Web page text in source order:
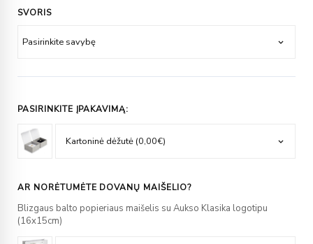
SVORIS
PASIRINKITE ĮPAKAVIMĄ:
AR NORĖTUMĖTE DOVANŲ MAIŠELIO?
Blizgaus balto popieriaus maišelis su Aukso Klasika logotipu
(16x15cm)